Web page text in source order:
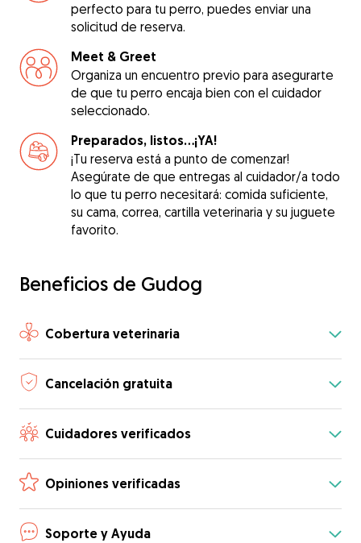
perfecto para tu perro, puedes enviar una
solicitud de reserva.
Meet & Greet
Organiza un encuentro previo para asegurarte
de que tu perro encaja bien con el cuidador
seleccionado.
Preparados, listos...¡YA!
¡Tu reserva está a punto de comenzar!
Asegúrate de que entregas al cuidador/a todo
lo que tu perro necesitará: comida suficiente,
su cama, correa, cartilla veterinaria y su juguete
favorito.
Beneficios de Gudog
Cobertura veterinaria
Cancelación gratuita
Cuidadores verificados
Opiniones verificadas
Soporte y Ayuda